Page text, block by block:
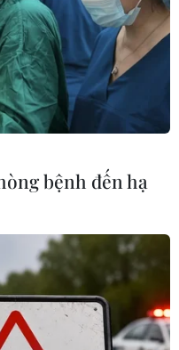
Việt
thành
hài cốt
bệnh đến hạ